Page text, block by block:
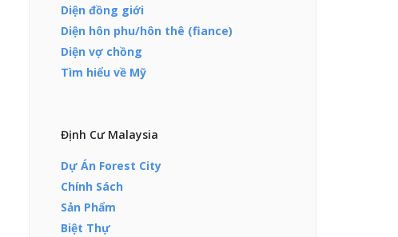
Diện đồng giới
Diện hôn phu/hôn thê (fiance)
Diện vợ chồng
Tìm hiểu về Mỹ
Định Cư Malaysia
Dự Án Forest City
Chính Sách
Sản Phẩm
Biệt Thự